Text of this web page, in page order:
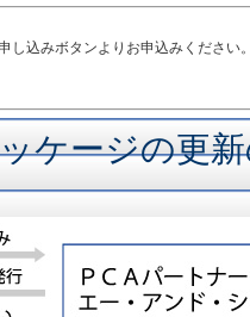
し込みボタンよりお申込みください
ケージの更